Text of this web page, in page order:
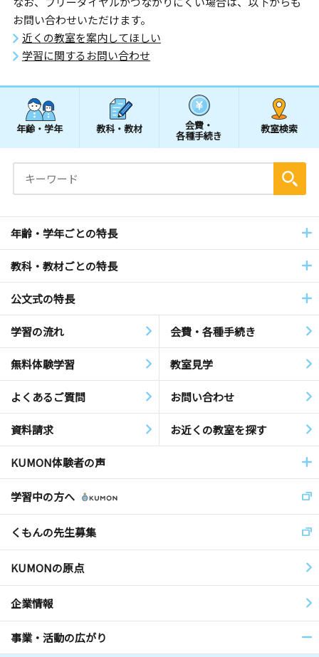
お問い合わせいただけます。
近くの教室を案内してほしい
学習に関するお問い合わせ
年齢・学年 教科・教材 会費・
各種手続き
教室検索
年齢・学年ごとの特長
教科・教材ごとの特長
公文式の特長
学習の流れ 会費・各種手続き
無料体験学習 教室見学
よくあるご質問 お問い合わせ
資料請求 お近くの教室を探す
KUMON体験者の声
学習中の方へ
くもんの先生募集
KUMONの原点
企業情報
事業・活動の広がり